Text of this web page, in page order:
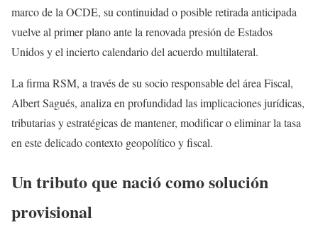
marco de la OCDE, su continuidad o posible retirada anticipada
vuelve al primer plano ante la renovada presión de Estados
Unidos y el incierto calendario del acuerdo multilateral.
La firma RSM, a través de su socio responsable del área Fiscal,
Albert Sagués, analiza en profundidad las implicaciones jurídicas,
tributarias y estratégicas de mantener, modificar o eliminar la tasa
en este delicado contexto geopolítico y fiscal.
Un tributo que nació como solución
provisional